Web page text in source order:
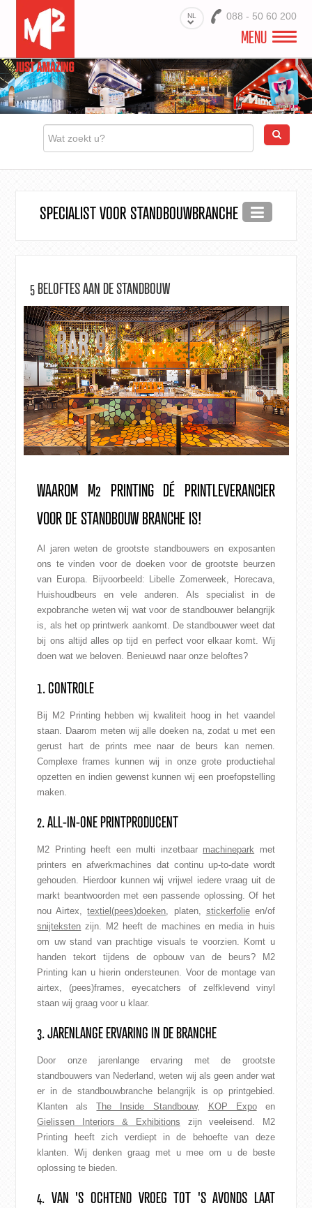
NL 088 - 50 60 200
MENU
M2 EXPO & STANDBOUW
PRODUCTEN
STANDBOUW PROJECTEN
CONTACT
SPECIALIST VOOR STANDBOUWBRANCHE
5 BELOFTES AAN DE STANDBOUW
WAAROM M2 PRINTING DÉ PRINTLEVERANCIER
VOOR DE STANDBOUW BRANCHE IS!
Al jaren weten de grootste standbouwers en exposanten
ons te vinden voor de doeken voor de grootste beurzen
van Europa. Bijvoorbeeld: Libelle Zomerweek, Horecava,
Huishoudbeurs en vele anderen. Als specialist in de
expobranche weten wij wat voor de standbouwer belangrijk
is, als het op printwerk aankomt. De standbouwer weet dat
bij ons altijd alles op tijd en perfect voor elkaar komt. Wij
doen wat we beloven. Benieuwd naar onze beloftes?
1. CONTROLE
Bij M2 Printing hebben wij kwaliteit hoog in het vaandel
staan. Daarom meten wij alle doeken na, zodat u met een
gerust hart de prints mee naar de beurs kan nemen.
Complexe frames kunnen wij in onze grote productiehal
opzetten en indien gewenst kunnen wij een proefopstelling
maken.
2. ALL-IN-ONE PRINTPRODUCENT
M2 Printing heeft een multi inzetbaar machinepark met
printers en afwerkmachines dat continu up-to-date wordt
gehouden. Hierdoor kunnen wij vrijwel iedere vraag uit de
markt beantwoorden met een passende oplossing. Of het
nou Airtex,textiel(pees)doeken, platen, stickerfolieen/of
snijteksten zijn. M2 heeft de machines en media in huis
om uw stand van prachtige visuals te voorzien. Komt u
handen tekort tijdens de opbouw van de beurs? M2
Printing kan u hierin ondersteunen. Voor de montage van
airtex, (pees)frames, eyecatchers of zelfklevend vinyl
staan wij graag voor u klaar.
3. JARENLANGE ERVARING IN DE BRANCHE
Door onze jarenlange ervaring met de grootste
standbouwers van Nederland, weten wij als geen ander wat
er in de standbouwbranche belangrijk is op printgebied.
Klanten alsThe Inside Standbouw, KOP Expoen
Gielissen Interiors & Exhibitions zijn veeleisend. M2
Printing heeft zich verdiept in de behoefte van deze
klanten. Wij denken graag met u mee om u de beste
oplossing te bieden.
4. VAN 'S OCHTEND VROEG TOT 'S AVONDS LAAT